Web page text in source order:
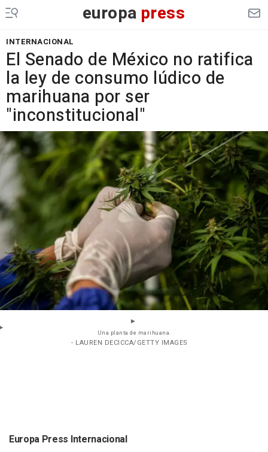
europa press
INTERNACIONAL
El Senado de México no ratifica
la ley de consumo lúdico de
marihuana por ser
"inconstitucional"
Una planta de marihuana.
- LAUREN DECICCA/GETTY IMAGES
Europa Press Internacional